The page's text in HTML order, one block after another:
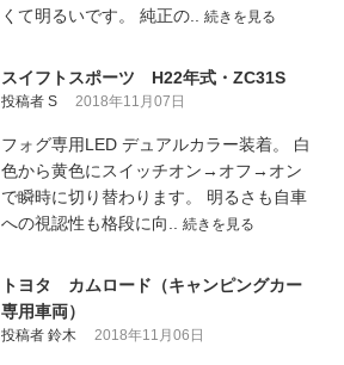
くて明るいです。 純正の.. 続きを見る
スイフトスポーツ H22年式・ZC31S
投稿者 S 2018年11月07日
フォグ専用LED デュアルカラー装着。 白
色から黄色にスイッチオン→オフ→オン
で瞬時に切り替わります。 明るさも自車
への視認性も格段に向.. 続きを見る
トヨタ カムロード（キャンピングカー
専用車両）
投稿者 鈴木 2018年11月06日